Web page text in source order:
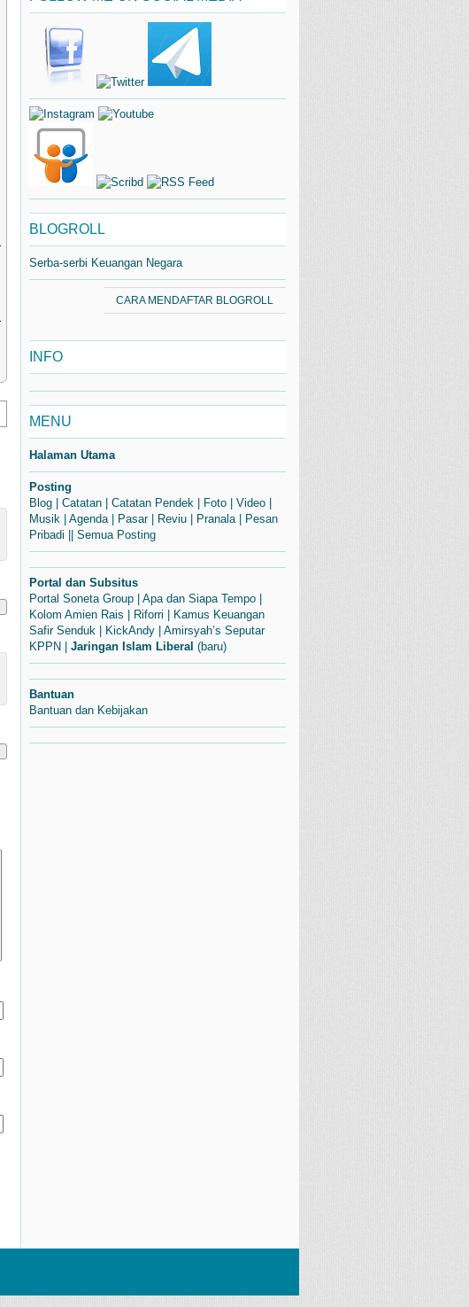
BLOGROLL
Serba-serbi Keuangan Negara
CARA MENDAFTAR BLOGROLL
INFO
MENU
Halaman Utama
Posting
Blog
Catatan Catatan Pendek Foto Video
Musik
Agenda| Pasar| Reviu Pranala|
Pesan
Pribadi
Semua Posting
Portal dan Subsitus
Portal Soneta Group
Apa dan Siapa Tempo
Kolom Amien Rais
Riforri
Kamus Keuangan
Safir Senduk
KickAndy
Amirsyah’s Seputar
KPPN
Jaringan Islam Liberal (baru)
Bantuan
Bantuan dan Kebijakan